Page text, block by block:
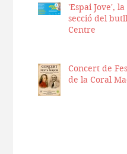
'Espai Jove', la nova
secció del
Centre
Concert de
de la Coral